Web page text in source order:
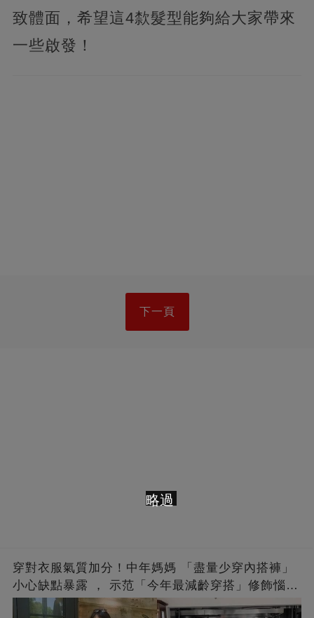
致體面，希望這4歀髮型能夠給大家帶來
一些啟發！
下一頁
穿對衣服氣質加分！中年媽媽 「盡量少穿內搭褲」
小心缺點暴露 ， 示范「今年最減齡穿搭」修飾惱人
下半身
略過